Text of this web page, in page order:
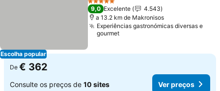
Escolha popular
5 Estrelas
9,0 Excelente
4.543
a 13.2 km de Makronisos
Experiências gastronómicas diversas e
gourmet
De € 362
Consulte os preços de 10 sites Ver preços